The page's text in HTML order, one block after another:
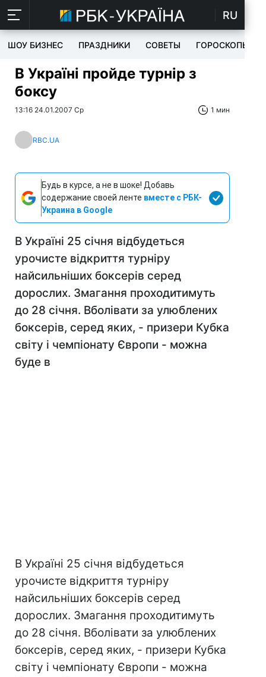
RU
ШОУ БИЗНЕС ПРАЗДНИКИ СОВЕТЫ ГОРОСКОПЫ
В Україні пройде турнір з
боксу
13:16 24.01.2007 Ср 1 мин
RBC.UA
Будь в курсе, а не в шоке! Добавь
содержание своей ленте вместе с РБК-
Украина в Google
В Україні 25 січня відбудеться
урочисте відкриття турніру
найсильніших боксерів серед
дорослих. Змагання проходитимуть
до 28 січня. Вболівати за улюблених
боксерів, серед яких, - призери Кубка
світу і чемпіонату Європи - можна
буде в
В Україні 25 січня відбудеться
урочисте відкриття турніру
найсильніших боксерів серед
дорослих. Змагання проходитимуть
до 28 січня. Вболівати за улюблених
боксерів, серед яких, - призери Кубка
світу і чемпіонату Європи - можна